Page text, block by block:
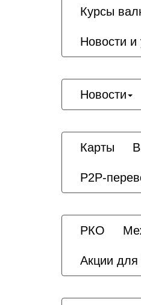
Курсы
Новости
Новости
Карты
P2P-
РКО
Акции для